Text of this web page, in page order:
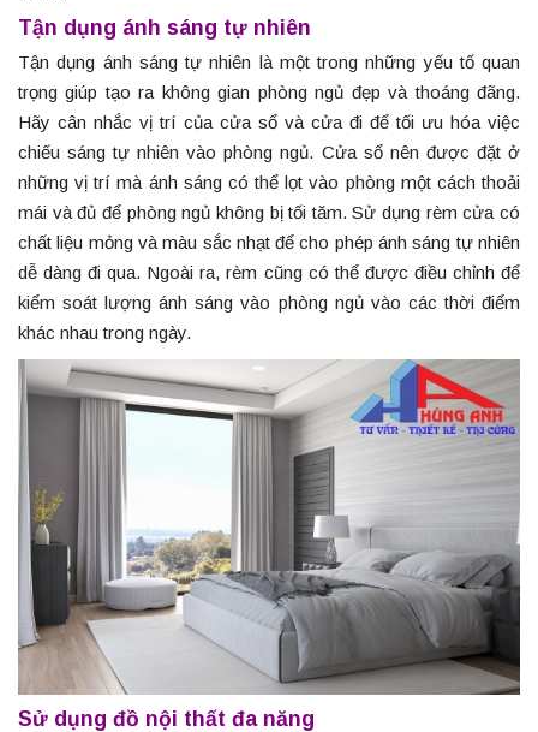
Tận dụng ánh sáng tự nhiên
Tận dụng ánh sáng tự nhiên là một trong những yếu tố quan
trọng giúp tạo ra không gian phòng ngủ đẹp và thoáng đãng.
Hãy cân nhắc vị trí của cửa sổ và cửa đi để tối ưu hóa việc
chiếu sáng tự nhiên vào phòng ngủ. Cửa sổ nên được đặt ở
những vị trí mà ánh sáng có thể lọt vào phòng một cách thoải
mái và đủ để phòng ngủ không bị tối tăm. Sử dụng rèm cửa có
chất liệu mỏng và màu sắc nhạt để cho phép ánh sáng tự nhiên
dễ dàng đi qua. Ngoài ra, rèm cũng có thể được điều chỉnh để
kiểm soát lượng ánh sáng vào phòng ngủ vào các thời điểm
khác nhau trong ngày.
Sử dụng đồ nội thất đa năng